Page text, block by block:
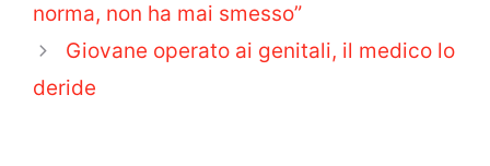
norma, non ha mai smesso”
Giovane operato ai genitali, il medico lo
deride